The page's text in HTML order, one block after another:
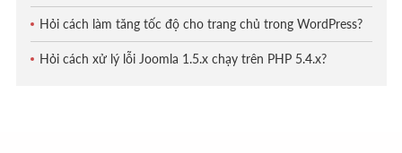
Hỏi cách làm tăng tốc độ cho trang chủ trong WordPress?
Hỏi cách xử lý lỗi Joomla 1.5.x chạy trên PHP 5.4.x?